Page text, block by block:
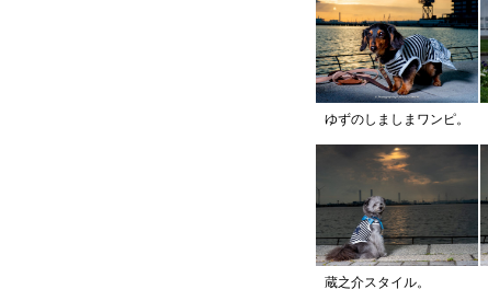
ゆずのしましまワンピ。
蔵之介スタイル。